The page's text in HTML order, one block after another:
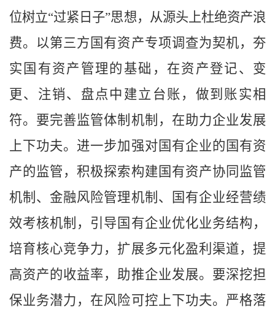
位树立“过紧日子”思想，从源头上杜绝资产浪
费。以第三方国有资产专项调查为契机，夯
实国有资产管理的基础，在资产登记、变
更、注销、盘点中建立台账，做到账实相
符。要完善监管体制机制，在助力企业发展
上下功夫。进一步加强对国有企业的国有资
产的监管，积极探索构建国有资产协同监管
机制、金融风险管理机制、国有企业经营绩
效考核机制，引导国有企业优化业务结构，
培育核心竞争力，扩展多元化盈利渠道，提
高资产的收益率，助推企业发展。要深挖担
保业务潜力，在风险可控上下功夫。严格落